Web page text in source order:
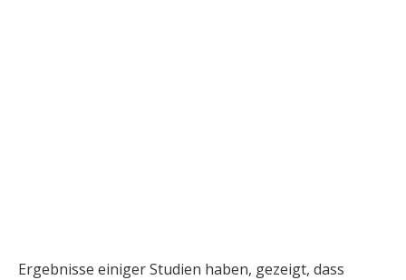
Ergebnisse einiger Studien haben, gezeigt, dass